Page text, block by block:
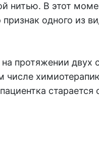
нитью. В этот
одного из
протяжении двух
числе
старается